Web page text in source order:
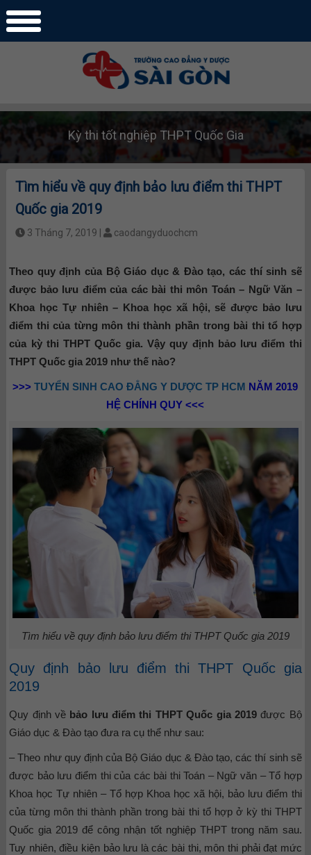
Kỳ thi tốt nghiệp THPT Quốc Gia
Tìm hiểu về quy định bảo lưu điểm thi THPT
Quốc gia 2019
3 Tháng 7, 2019 | caodangyduochcm
Theo quy định của Bộ Giáo dục & Đào tạo, các thí sinh sẽ
được bảo lưu điểm của các bài thi môn Toán – Ngữ Văn –
Khoa học Tự nhiên – Khoa học xã hội, sẽ được bảo lưu
điểm thi của từng môn thi thành phần trong bài thi tổ hợp
của kỳ thi THPT Quốc gia. Vậy quy định bảo lưu điểm thi
THPT Quốc gia 2019 như thế nào?
>>>TUYỂN SINH CAO ĐẲNG Y DƯỢC TP HCM NĂM 2019
HỆ CHÍNH QUY <<<
Tìm hiểu về quy định bảo lưu điểm thi THPT Quốc gia 2019
Quy định bảo lưu điểm thi THPT Quốc gia
2019
Quy định về bảo lưu điểm thi THPT Quốc gia 2019được Bộ
Giáo dục & Đào tạo đưa ra cụ thể như sau:
– Theo như quy định của Bộ Giáo dục & Đào tạo, các thí sinh sẽ
được bảo lưu điểm thi của các bài thi Toán – Ngữ văn – Tổ hợp
Khoa học Tự nhiên – Tổ hợp Khoa học xã hội, bảo lưu điểm thi
của từng môn thi thành phần trong bài thi tổ hợp ở kỳ thi THPT
Quốc gia 2019 để công nhận tốt nghiệp THPT trong năm sau.
Tuy nhiên, điều kiện bảo lưu là các bài thi, môn thi phải đạt mức